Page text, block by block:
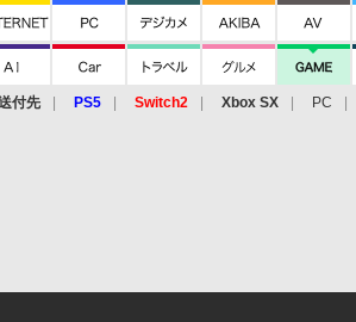
付先 PS5 Switch2 Xbox SX PC